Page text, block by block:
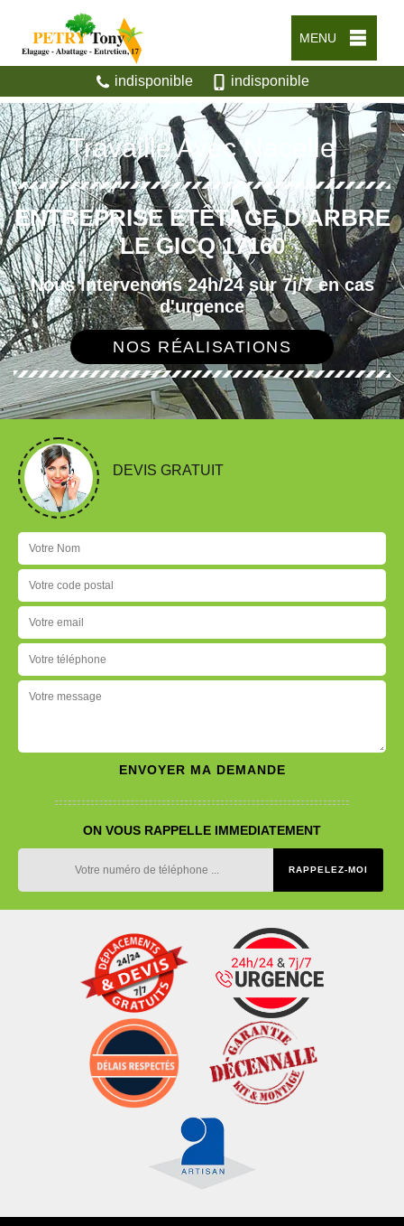
MENU
indisponible indisponible
Travaille Avec Nacelle
ENTREPRISE ÉTÊTAGE D'ARBRE
LE GICQ 17160
Nous intervenons 24h/24 sur 7j/7 en cas
d'urgence
NOS RÉALISATIONS
DEVIS GRATUIT
ON VOUS RAPPELLE IMMEDIATEMENT